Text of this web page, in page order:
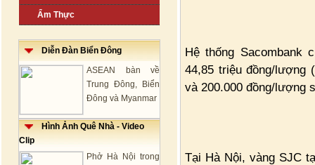
Ẩm Thực
Diễn Đàn Biển Đông
ASEAN bàn về
Trung Đông, Biển
Đông và Myanmar
Hình Ảnh Quê Nhà - Video
Clip
Phở Hà Nội trong
Hệ thống Sacombank
44,85 triệu đồng/lượng
và 200.000 đồng/lượng
Tại Hà Nội, vàng SJC